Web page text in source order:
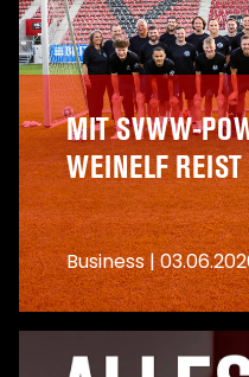
A
MIT SVWW-
WEINELF
Business|